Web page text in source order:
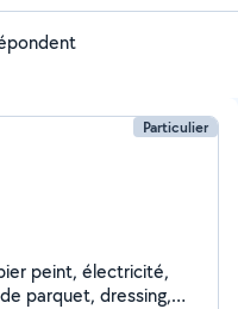
Particulier
peint, électricité,
parquet, dressing,